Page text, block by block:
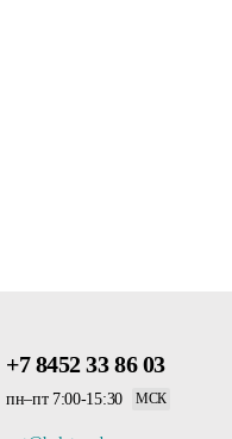
+7 8452 33 86 03
пн–пт 7:00-15:30 МСК